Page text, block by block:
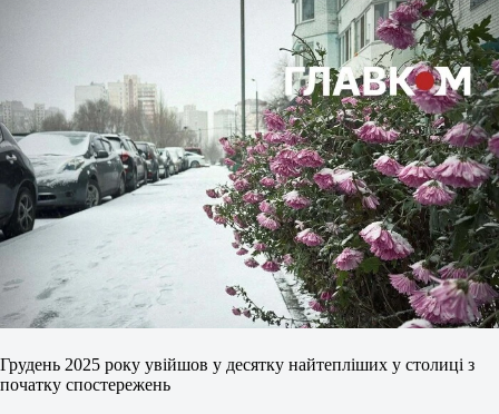
Грудень 2025 року увійшов у десятку найтепліших у столиці з
початку спостережень